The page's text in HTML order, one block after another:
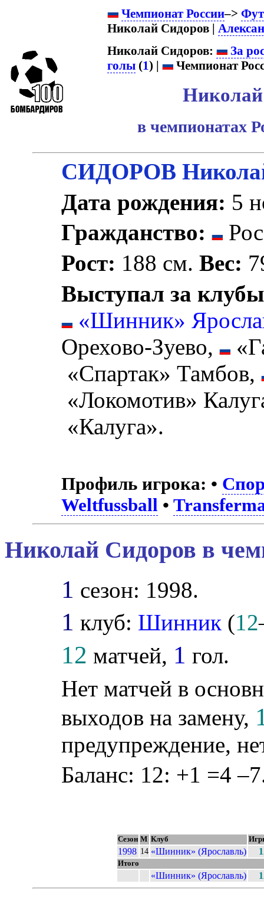
Чемпионат России–>
Николай Сидоров |
Николай Сидоров:
За
голы (1) | Чемпионат
в чемпионатах
СИДОРОВ
Дата рождения: 5
Гражданство:
Рост: 188 см.Вес:
Выступал за
«Шинник»
Орехово-Зуево,
«Спартак» Тамбов,
«Локомотив»
«Калуга».
Профиль игрока: •
Weltfussball •
Николай Сидоров в
1 сезон: 1998.
1 клуб: Шинник (12
12 матчей, 1 гол.
Нет матчей в
выходов на замену,
предупреждение,
Баланс: 12: +1 =4
Сезон М Клуб
1998 14 «Шинник» (Ярославль)
Итого
«Шинник» (Ярославль)